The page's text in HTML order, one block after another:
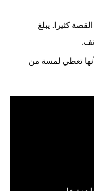
كثيرا. يبلغ
تعطي لمسة من